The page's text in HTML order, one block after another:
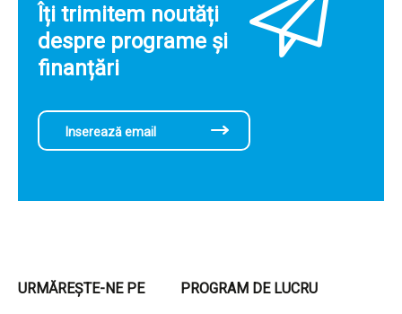
Îți trimitem noutăți
despre programe și
finanțări
URMĂREȘTE-NE PE PROGRAM DE LUCRU